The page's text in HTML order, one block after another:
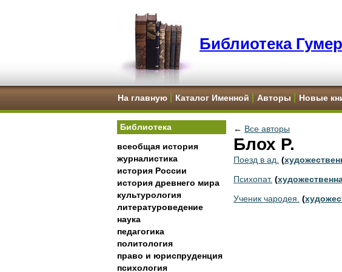
Библиотека Гумер
На главную Каталог Именной Авторы Новые
Библиотека
всеобщая история
журналистика
история России
история древнего мира
культурология
литературоведение
наука
педагогика
политология
право и юриспруденция
психология
← Все авторы
Блох Р.
Поезд в ад. (
Психопат. (
Ученик чародея. (